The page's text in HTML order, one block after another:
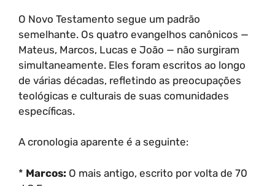
O Novo Testamento segue um padrão
semelhante. Os quatro evangelhos canônicos —
Mateus, Marcos, Lucas e João — não surgiram
simultaneamente. Eles foram escritos ao longo
de várias décadas, refletindo as preocupações
teológicas e culturais de suas comunidades
específicas.
A cronologia aparente é a seguinte:
* Marcos: O mais antigo, escrito por volta de 70